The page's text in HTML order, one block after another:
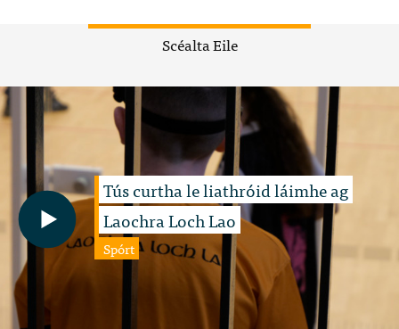
Scéalta Eile
Tús curtha le liathróid láimhe ag
Laochra Loch Lao
Spórt